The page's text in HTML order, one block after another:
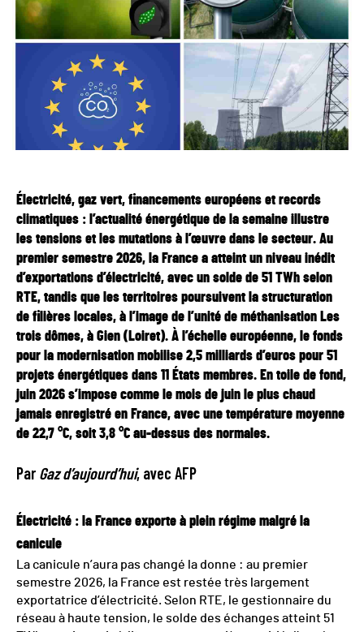
Électricité, gaz vert, financements européens et records
climatiques : l’actualité énergétique de la semaine illustre
les tensions et les mutations à l’œuvre dans le secteur. Au
premier semestre 2026, la France a atteint un niveau inédit
d’exportations d’électricité, avec un solde de 51 TWh selon
RTE, tandis que les territoires poursuivent la structuration
de filières locales, à l’image de l’unité de méthanisation Les
trois dômes, à Gien (Loiret). À l’échelle européenne, le fonds
pour la modernisation mobilise 2,5 milliards d’euros pour 51
projets énergétiques dans 11 États membres. En toile de fond,
juin 2026 s’impose comme le mois de juin le plus chaud
jamais enregistré en France, avec une température moyenne
de 22,7 °C, soit 3,8 °C au-dessus des normales.
Par Gaz d’aujourd’hui, avec AFP
Électricité : la France exporte à plein régime malgré la
canicule
La canicule n’aura pas changé la donne : au premier
semestre 2026, la France est restée très largement
exportatrice d’électricité. Selon RTE, le gestionnaire du
réseau à haute tension, le solde des échanges atteint 51